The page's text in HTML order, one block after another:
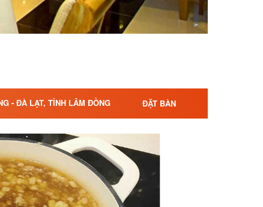
- ĐÀ LẠT, TỈNH LÂM ĐỒNG ĐẶT BÀN